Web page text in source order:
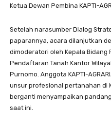
Ketua Dewan Pembina KAPTI-
Setelah narasumber Dialog
paparannya, acara dilanjutkan
dimoderatori oleh Kepala Bidang
Pendaftaran Tanah Kantor
Purnomo. Anggota KAPTI-
unsur profesional pertanahan di
berganti menyampaikan
saat ini.